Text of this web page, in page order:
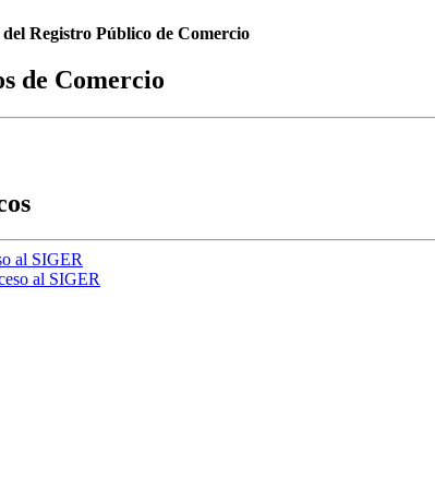
Registro Público de Comercio
de Comercio
al SIGER
al SIGER